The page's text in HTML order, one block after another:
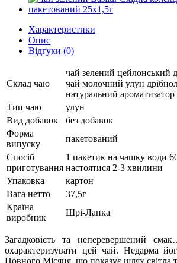
Характеристики
Опис
Відгуки (0)
Склад чаю
чай зелений цейлонський
чай молочний улун
натуральний
Тип чаю
улун
Вид добавок
без добавок
Форма
випуску
пакетований
Спосіб
приготування
1 пакетик на чашку води
настоятися 2-3 хвилини
Упаковка
картон
Вага нетто
37,5г
Країна
виробник
Шрі-Ланка
Загадковість та неперевершений
охарактеризувати цей чай. Недарма